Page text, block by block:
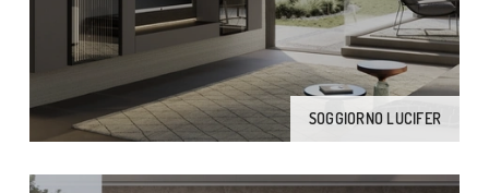
SOGGIORNO LUCIFER